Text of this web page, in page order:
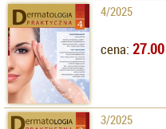
4/2025
cena: 27.00
3/2025